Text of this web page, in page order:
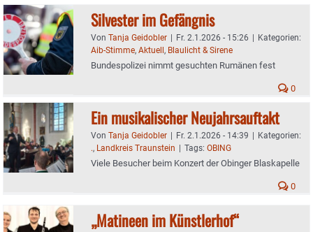
Silvester im Gefängnis
Von Tanja Geidobler | Fr. 2.1.2026 - 15:26 | Kategorien:
Aib-Stimme, Aktuell, Blaulicht & Sirene
Bundespolizei nimmt gesuchten Rumänen fest
0
Ein musikalischer Neujahrsauftakt
Von Tanja Geidobler | Fr. 2.1.2026 - 14:39 | Kategorien:
., Landkreis Traunstein | Tags: OBING
Viele Besucher beim Konzert der Obinger Blaskapelle
0
„Matineen im Künstlerhof“